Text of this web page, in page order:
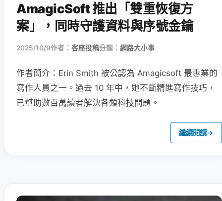
AmagicSoft 推出「雙重恢復方
案」，同時守護資料與序號金鑰
2025/10/9作者： 客座投稿分類： 網路大小事
作者簡介：Erin Smith 被公認為 Amagicsoft 最專業的
寫作人員之一。過去 10 年中，她不斷精進寫作技巧，
已幫助數百萬讀者解決各類科技問題。
繼續閱讀→